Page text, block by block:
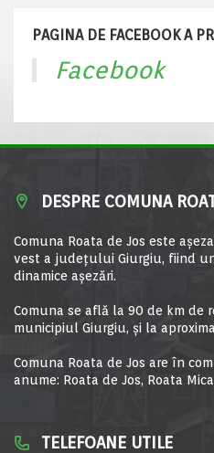
PAGINA DE FACEBOOK A
Facebook
DESPRE COMUNA
Comuna Roata de Jos este
vest a judeţului Giurgiu, fiind
dinamice aşezări.
Comuna se află la 90 de km de
municipiul Giurgiu, şi la
Comuna Roata de Jos are în
anume: Roata de Jos, Roata
TELEFOANE UTILE